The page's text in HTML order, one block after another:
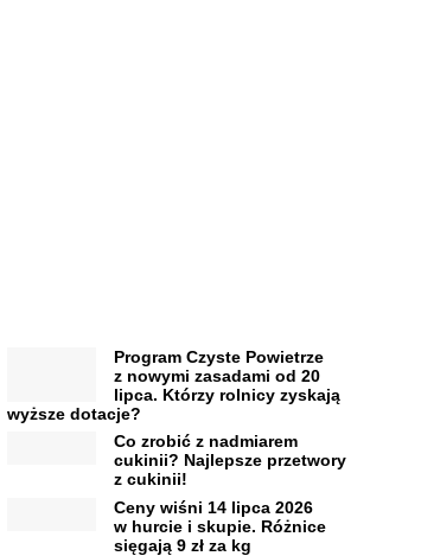
Program Czyste Powietrze
z nowymi zasadami od 20
lipca. Którzy rolnicy zyskają
wyższe dotacje?
Co zrobić z nadmiarem
cukinii? Najlepsze przetwory
z cukinii!
Ceny wiśni 14 lipca 2026
w hurcie i skupie. Różnice
sięgają 9 zł za kg